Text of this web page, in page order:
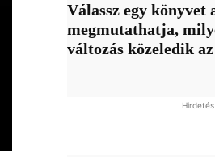
Válassz egy könyvet
megmutathatja,
változás közeledik
Hirdetés